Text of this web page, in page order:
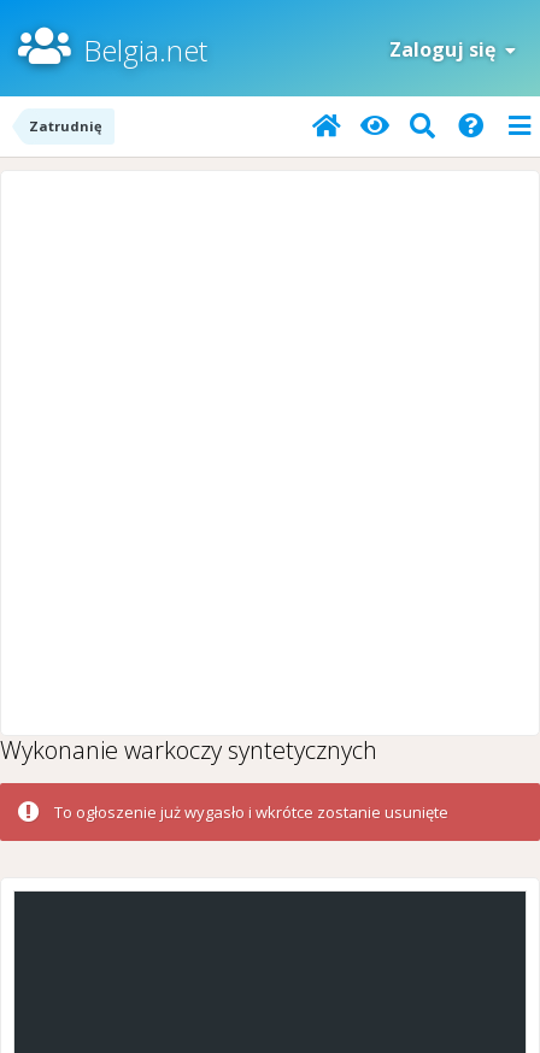
Belgia.net Zaloguj się
Zatrudnię
Wykonanie warkoczy syntetycznych
To ogłoszenie już wygasło i wkrótce zostanie usunięte